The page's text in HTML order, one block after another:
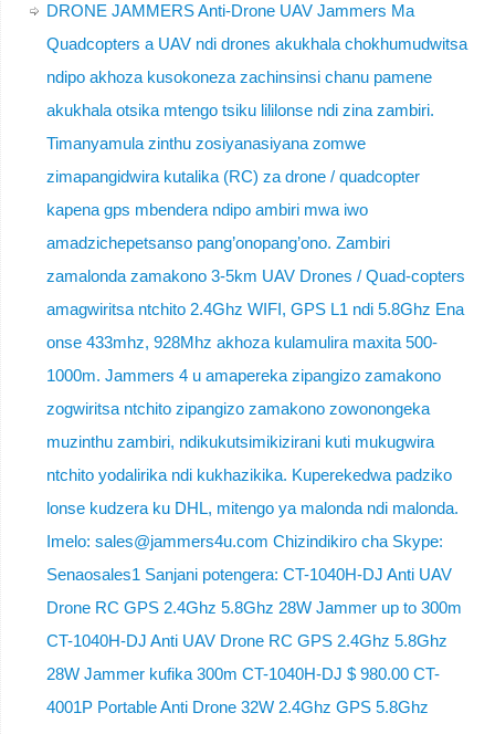
DRONE JAMMERS Anti-Drone UAV Jammers Ma
Quadcopters a UAV ndi drones akukhala chokhumudwitsa
ndipo akhoza kusokoneza zachinsinsi chanu pamene
akukhala otsika mtengo tsiku lililonse ndi zina zambiri.
Timanyamula zinthu zosiyanasiyana zomwe
zimapangidwira kutalika (RC) za drone / quadcopter
kapena gps mbendera ndipo ambiri mwa iwo
amadzichepetsanso pang’onopang’ono. Zambiri
zamalonda zamakono 3-5km UAV Drones / Quad-copters
amagwiritsa ntchito 2.4Ghz WIFI, GPS L1 ndi 5.8Ghz Ena
onse 433mhz, 928Mhz akhoza kulamulira maxita 500-
1000m. Jammers 4 u amapereka zipangizo zamakono
zogwiritsa ntchito zipangizo zamakono zowonongeka
muzinthu zambiri, ndikukutsimikizirani kuti mukugwira
ntchito yodalirika ndi kukhazikika. Kuperekedwa padziko
lonse kudzera ku DHL, mitengo ya malonda ndi malonda.
Imelo: sales@jammers4u.com Chizindikiro cha Skype:
Senaosales1 Sanjani potengera: CT-1040H-DJ Anti UAV
Drone RC GPS 2.4Ghz 5.8Ghz 28W Jammer up to 300m
CT-1040H-DJ Anti UAV Drone RC GPS 2.4Ghz 5.8Ghz
28W Jammer kufika 300m CT-1040H-DJ $ 980.00 CT-
4001P Portable Anti Drone 32W 2.4Ghz GPS 5.8Ghz